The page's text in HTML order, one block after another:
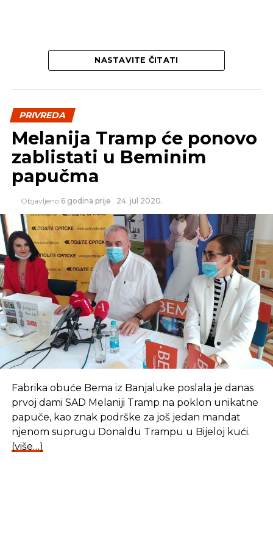
NASTAVITE ČITATI
PRIVREDA
Melanija Tramp će ponovo
zablistati u Beminim
papučma
Objavljeno 6 godina prije 24. jul 2020.
Fabrika obuće Bema iz Banjaluke poslala je danas
prvoj dami SAD Melaniji Tramp na poklon unikatne
papuče, kao znak podrške za još jedan mandat
njenom suprugu Donaldu Trampu u Bijeloj kući.
(više…)